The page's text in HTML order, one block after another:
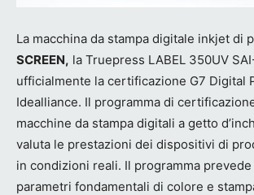
La macchina da stampa digitale inkjet di
SCREEN, la Truepress LABEL 350UV
ufficialmente la certificazione G7 Digital
Idealliance. Il programma di
macchine da stampa digitali a getto
valuta le prestazioni dei dispositivi di
in condizioni reali. Il programma
parametri fondamentali di colore e